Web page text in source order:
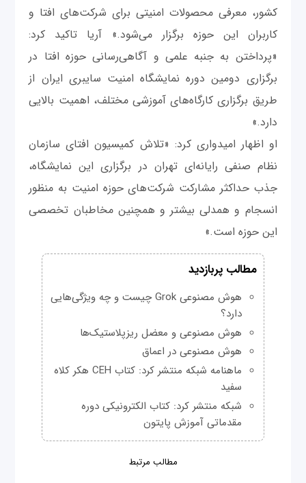
کشور، معرفی محصولات امنیتی برای شرکت‌های افتا و
کاربران این حوزه برگزار می‌شود.» آریا تاکید کرد:
«پرداختن به جنبه علمی و آگاهی‌رسانی حوزه افتا در
برگزاری دومین دوره نمایشگاه امنیت سایبری ایران از
طریق برگزاری کارگاه‌های آموزشی مختلف، اهمیت بالایی
دارد.»
او اظهار امیدواری کرد: «تلاش کمیسیون افتای سازمان
نظام صنفی رایانه‌ای تهران در برگزاری این نمایشگاه،
جذب حداکثر مشارکت شرکت‌های حوزه امنیت به منظور
انسجام و همدلی بیشتر و همچنین مخاطبان تخصصی
این حوزه است.»
مطالب پربازدید
هوش مصنوعی Grok چیست و چه ویژگی‌هایی
دارد؟
هوش مصنوعی و معضل ریزپلاستیک‌ها
هوش مصنوعی در اعماق
ماهنامه شبکه منتشر کرد: کتاب CEH هکر کلاه
سفید
شبکه منتشر کرد: کتاب الکترونیکی دوره
مقدماتی آموزش پایتون
مطالب مرتبط